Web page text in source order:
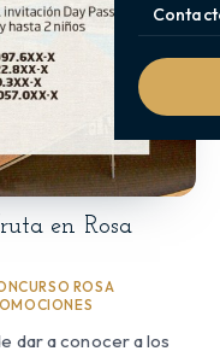
en Rosa
ROSA
dar a conocer a los